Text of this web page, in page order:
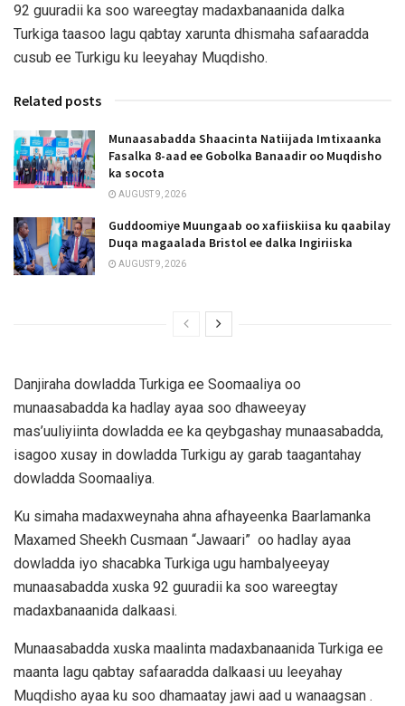
92 guuradii ka soo wareegtay madaxbanaanida dalka
Turkiga taasoo lagu qabtay xarunta dhismaha safaaradda
cusub ee Turkigu ku leeyahay Muqdisho.
Related posts
Munaasabadda Shaacinta Natiijada Imtixaanka
Fasalka 8-aad ee Gobolka Banaadir oo Muqdisho
ka socota
AUGUST 9, 2026
Guddoomiye Muungaab oo xafiiskiisa ku qaabilay
Duqa magaalada Bristol ee dalka Ingiriiska
AUGUST 9, 2026
Danjiraha dowladda Turkiga ee Soomaaliya oo
munaasabadda ka hadlay ayaa soo dhaweeyay
mas’uuliyiinta dowladda ee ka qeybgashay munaasabadda,
isagoo xusay in dowladda Turkigu ay garab taagantahay
dowladda Soomaaliya.
Ku simaha madaxweynaha ahna afhayeenka Baarlamanka
Maxamed Sheekh Cusmaan “Jawaari” oo hadlay ayaa
dowladda iyo shacabka Turkiga ugu hambalyeeyay
munaasabadda xuska 92 guuradii ka soo wareegtay
madaxbanaanida dalkaasi.
Munaasabadda xuska maalinta madaxbanaanida Turkiga ee
maanta lagu qabtay safaaradda dalkaasi uu leeyahay
Muqdisho ayaa ku soo dhamaatay jawi aad u wanaagsan .